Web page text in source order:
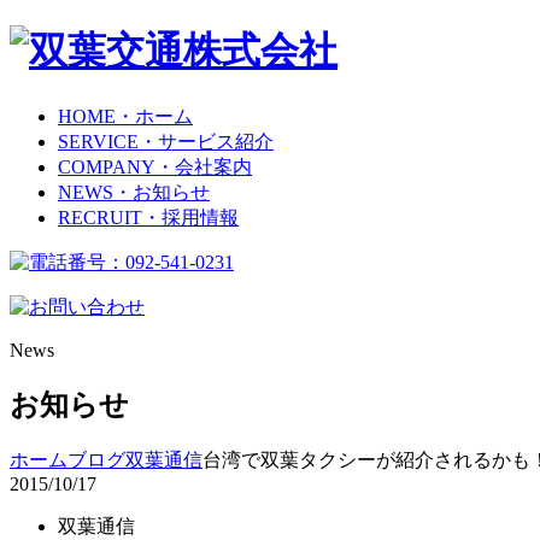
HOME ・ホーム
SERVICE ・サービス紹介
COMPANY ・会社案内
NEWS ・お知らせ
RECRUIT ・採用情報
News
お知らせ
ホームブログ双葉通信台湾で双葉タクシーが紹介されるかも
2015/10/17
双葉通信